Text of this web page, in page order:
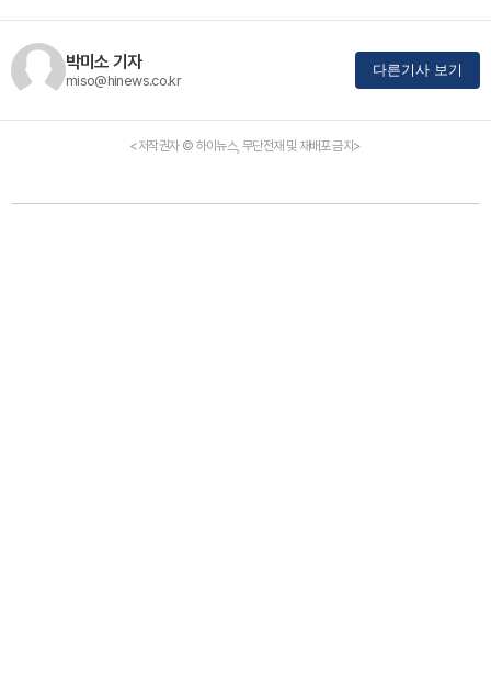
박미소 기자
miso@hinews.co.kr
다른기사 보기
<저작권자 © 하이뉴스, 무단전재 및 재배포 금지>